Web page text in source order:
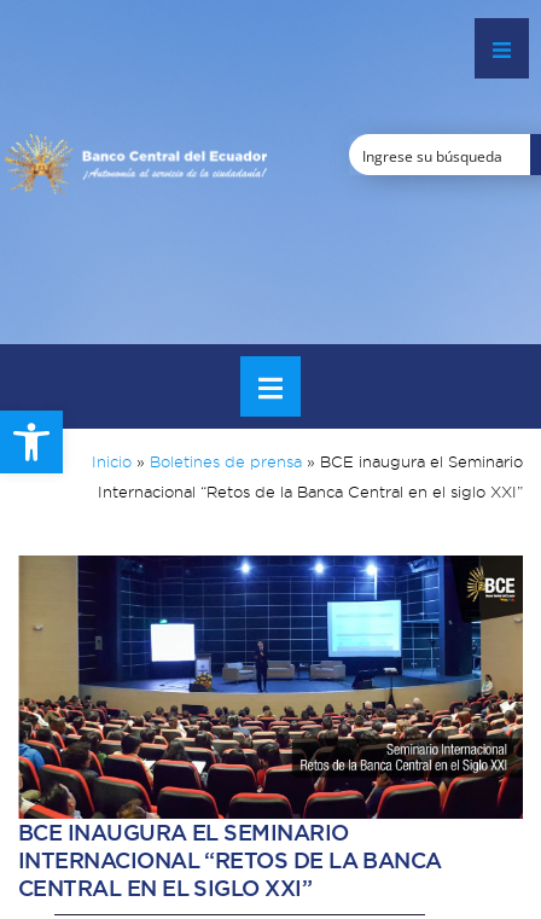
Open toolbar
Inicio » Boletines de prensa » BCE inaugura el Seminario
Internacional “Retos de la Banca Central en el siglo XXI”
BCE INAUGURA EL SEMINARIO
INTERNACIONAL “RETOS DE LA BANCA
CENTRAL EN EL SIGLO XXI”